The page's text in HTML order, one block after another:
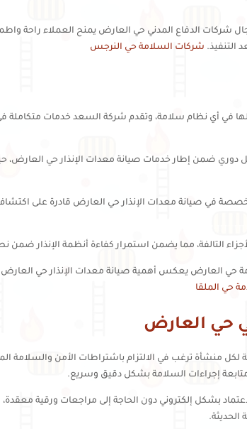
الدفاع المدني حي العارض يمنح العملاء راحة
التنفيذ. شركات السلامة حي النرجس
في أي نظام سلامة، وتقدم شركة السعد خدمات
ضمن إطار خدمات صيانة معدات الإنذار حي العارض، حيث
في صيانة معدات الإنذار حي العارض قادرة على
التالفة، مما يضمن استمرار كفاءة أنظمة الإنذار
حي العارض يعكس أهمية صيانة معدات الإنذار حي العارض
حي الملقا
حي العارض
منشأة ترغب في الالتزام باشتراطات الأمن والسلامة
إجراءات السلامة بشكل دقيق وسريع.
بشكل إلكتروني دون الحاجة إلى مراجعات ورقية